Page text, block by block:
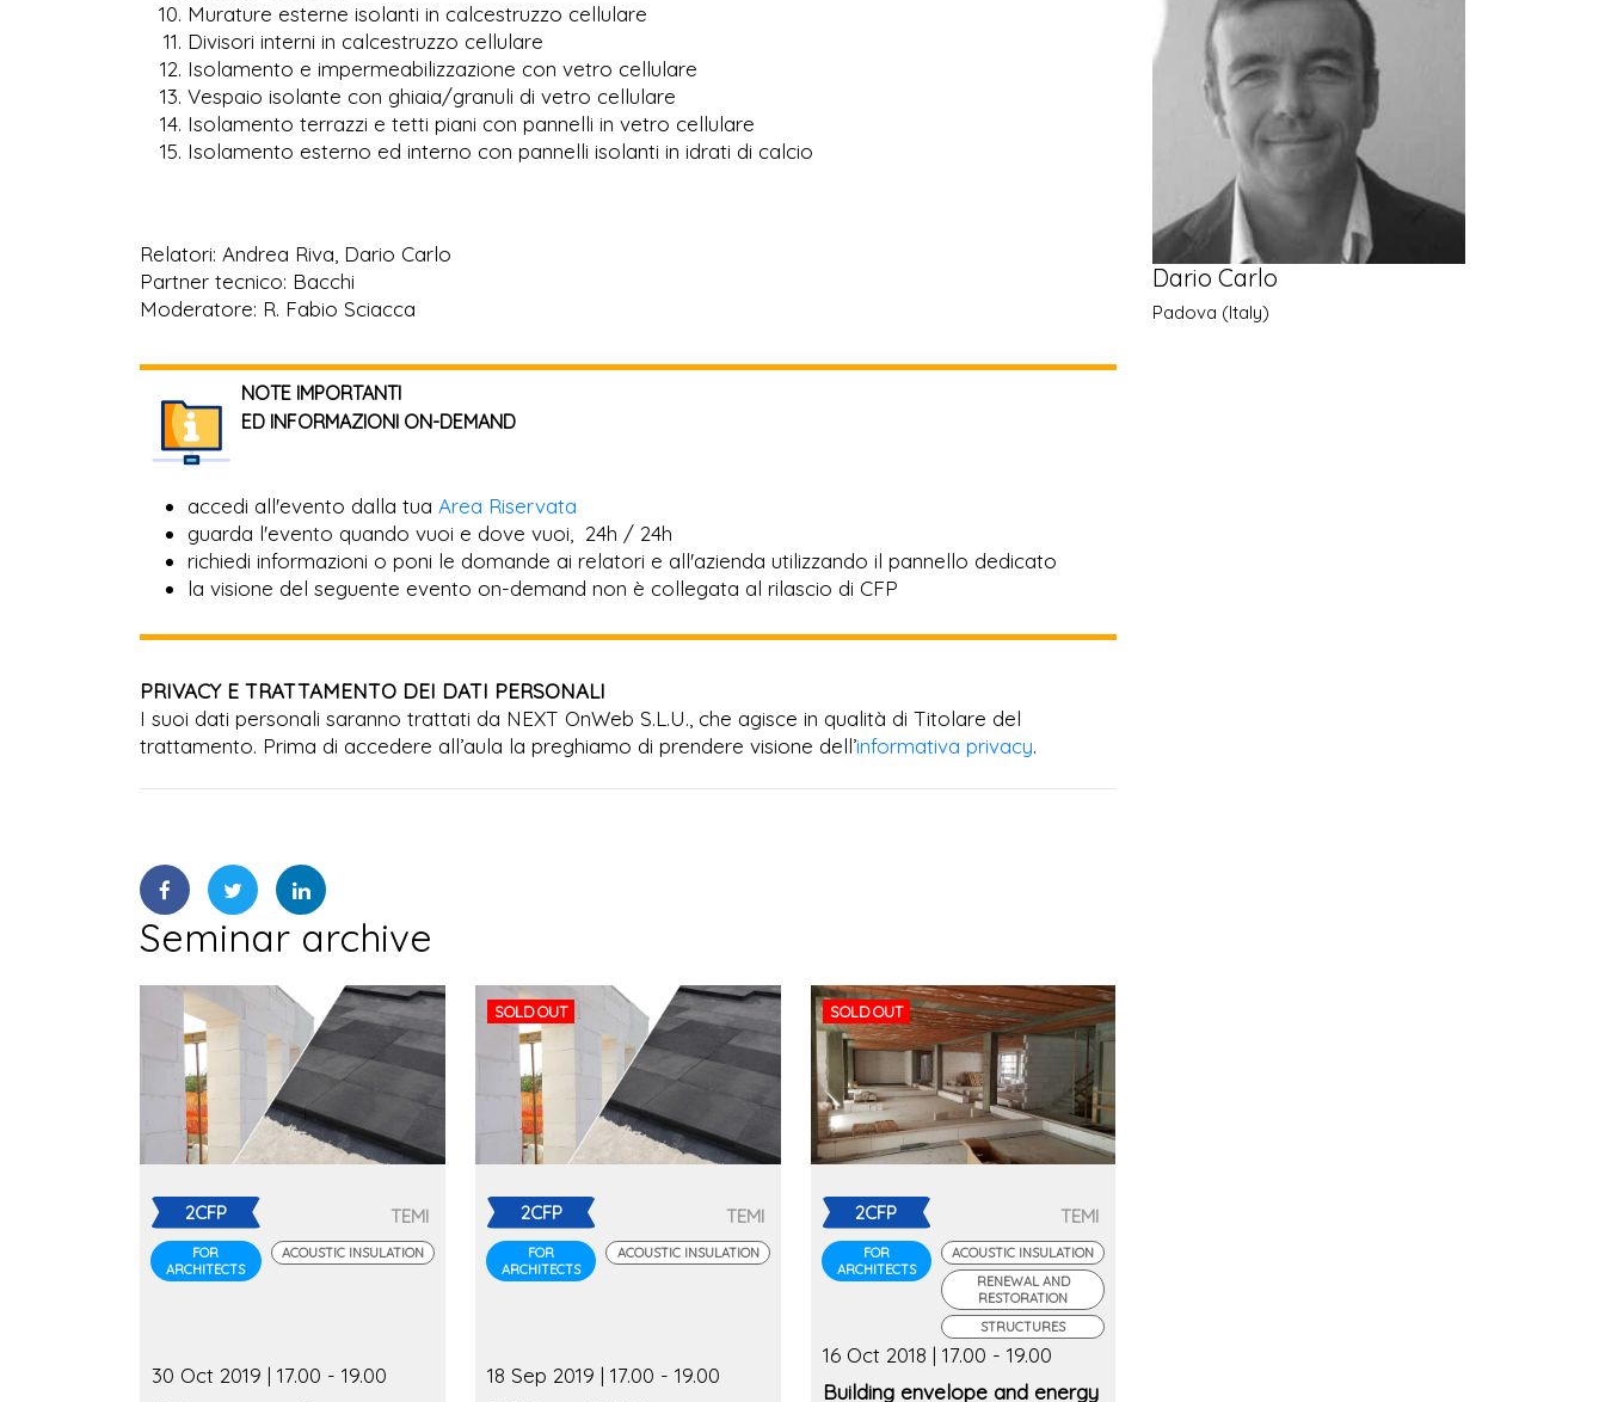
Murature esterne isolanti in calcestruzzo cellulare
Divisori interni in calcestruzzo cellulare
Isolamento e impermeabilizzazione con vetro cellulare
Vespaio isolante con ghiaia/granuli di vetro cellulare
Isolamento terrazzi e tetti piani con pannelli in vetro cellulare
Isolamento esterno ed interno con pannelli isolanti in idrati di calcio
Relatori: Andrea Riva, Dario Carlo
Partner tecnico: Bacchi
Moderatore: R. Fabio Sciacca
NOTE IMPORTANTI
ED INFORMAZIONI ON-DEMAND
accedi all'evento dalla tua Area Riservata
guarda l'evento quando vuoi e dove vuoi, 24h / 24h
richiedi informazioni o poni le domande ai relatori e all'azienda utilizzando il pannello dedicato
la visione del seguente evento on-demand non è collegata al rilascio di CFP
PRIVACY E TRATTAMENTO DEI DATI PERSONALI
I suoi dati personali saranno trattati da NEXT OnWeb S.L.U., che agisce in qualità di Titolare del
trattamento. Prima di accedere all’aula la preghiamo di prendere visione dell’informativa privacy.
Seminar archive
2CFP
FOR
ARCHITECTS
TEMI
ACOUSTIC INSULATION
30 Oct 2019 | 17.00 - 19.00
SOLD OUT
2CFP
FOR
ARCHITECTS
TEMI
ACOUSTIC INSULATION
18 Sep 2019 | 17.00 - 19.00
SOLD OUT
2CFP
FOR
ARCHITECTS
TEMI
ACOUSTIC INSULATION
RENEWAL AND
RESTORATION
STRUCTURES
16 Oct 2018 | 17.00 - 19.00
Building envelope and energy
Dario Carlo
Padova (Italy)